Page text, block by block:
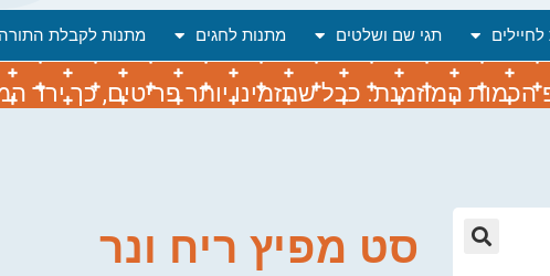
תגי שם ושלטים מתנות לחגים מתנות לקבלת
המוזמנת. ככל שתזמינו יותר פריטים, כך ירד
סט מפיץ ריח ונר